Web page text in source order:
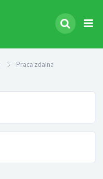
Praca zdalna